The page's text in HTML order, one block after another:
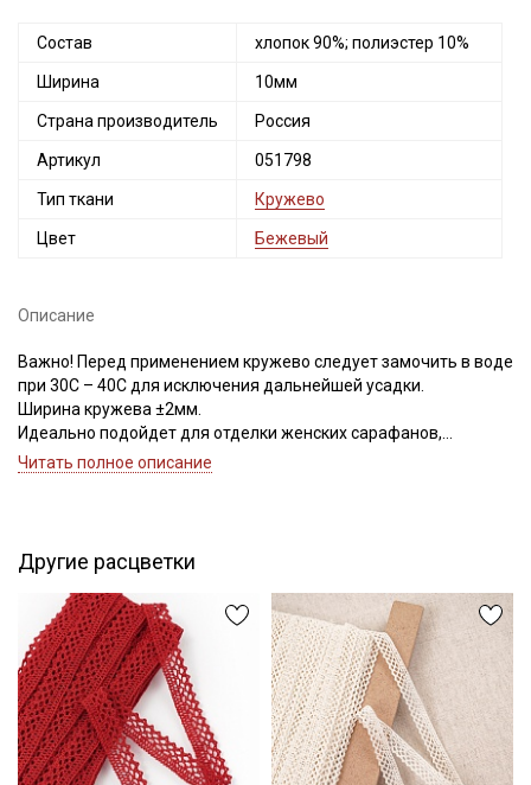
Состав хлопок 90%; полиэстер 10%
Ширина 10мм
Страна производитель Россия
Артикул 051798
Тип ткани Кружево
Цвет Бежевый
Описание
Важно! Перед применением кружево следует замочить в воде
при 30С – 40С для исключения дальнейшей усадки.
Ширина кружева ±2мм.
Идеально подойдет для отделки женских сарафанов,
платьев, юбок, рукавов.
Цветопередача может отличаться от оригинального цвета в
зависимости от настроек вашего монитора.
Читать полное описание
Другие расцветки